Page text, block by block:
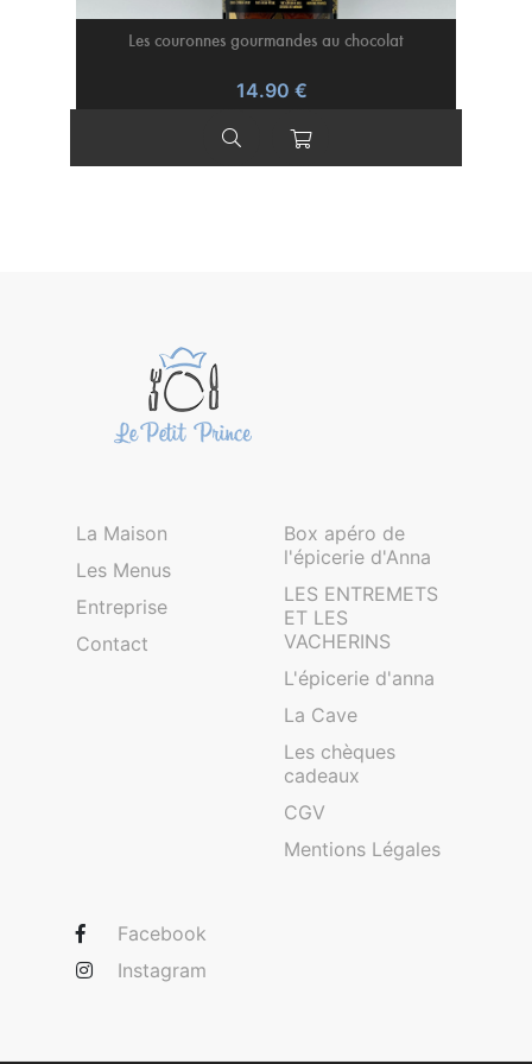
Les couronnes gourmandes au chocolat
14.90 €
La Maison
Les Menus
Entreprise
Contact
Box apéro de
l'épicerie d'Anna
LES ENTREMETS
ET LES
VACHERINS
L'épicerie d'anna
La Cave
Les chèques
cadeaux
CGV
Mentions Légales
Facebook
Instagram